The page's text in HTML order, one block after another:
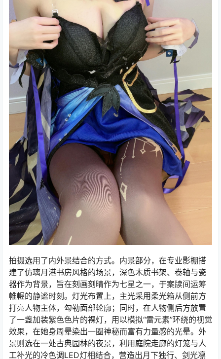
拍摄选用了内外景结合的方式。内景部分，在专业影棚搭
建了仿璃月港书房风格的场景，深色木质书架、卷轴与瓷
器作为背景，旨在刻画刻晴作为七星之一，于案牍间运筹
帷幄的静谧时刻。灯光布置上，主光采用柔光箱从侧前方
打亮人物主体，勾勒面部轮廓；同时，在人物侧后方放置
了一盏加装紫色色片的裸灯，用以模拟“雷元素”环绕的视觉
效果，在她身周晕染出一圈神秘而富有力量感的光晕。外
景则选在一处古典园林的夜景，利用庭院走廊的灯笼与人
工补光的冷色调LED灯相结合，营造出月下独行、剑光凛